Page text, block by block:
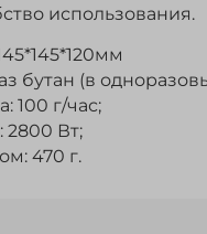
использования.
бутан (в
100 г/час;
2800 Вт;
470 г.